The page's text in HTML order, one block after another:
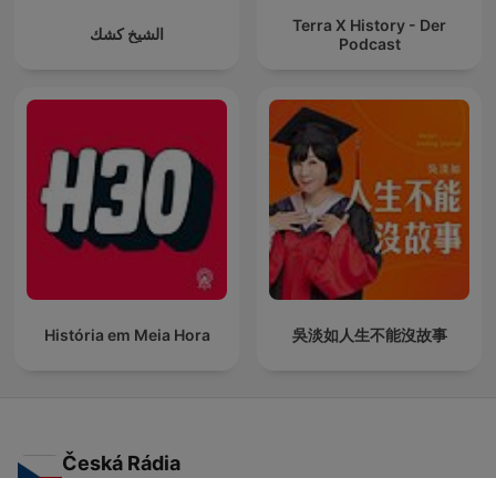
الشيخ كشك
Terra X History - Der
Podcast
História em Meia Hora 吳淡如人生不能沒故事
Česká Rádia